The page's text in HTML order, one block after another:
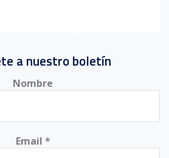
a nuestro boletín
Nombre
Email *